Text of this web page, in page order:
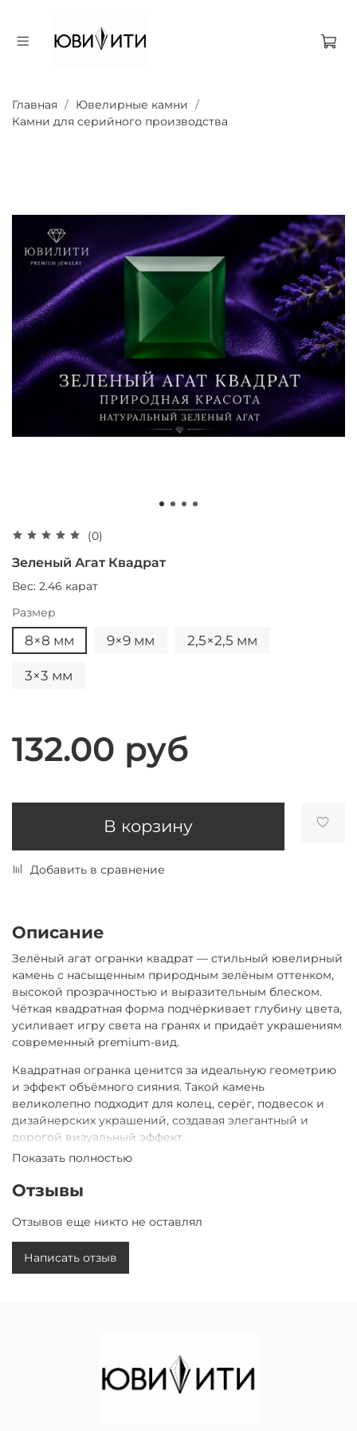
Главная
Ювелирные камни
Камни для серийного производства
(0)
Зеленый Агат Квадрат
Вес: 2.46 карат
Размер
8×8 мм 9×9 мм 2,5×2,5 мм
3×3 мм
132.00 руб
В корзину
Добавить в сравнение
Описание
Зелёный агат огранки квадрат — стильный ювелирный
камень с насыщенным природным зелёным оттенком,
высокой прозрачностью и выразительным блеском.
Чёткая квадратная форма подчёркивает глубину цвета,
усиливает игру света на гранях и придаёт украшениям
современный premium-вид.
Квадратная огранка ценится за идеальную геометрию
и эффект объёмного сияния. Такой камень
великолепно подходит для колец, серёг, подвесок и
дизайнерских украшений, создавая элегантный и
дорогой визуальный эффект.
Характеристики:
• Камень: зелёный агат
• Огранка: квадрат
• Цвет: насыщенный зелёный
• Высокая прозрачность
• Точная ювелирная огранка
оттенок камня и современный luxury-стиль украшения.
Показать полностью
Отзывы
Отзывов еще никто не оставлял
Написать отзыв